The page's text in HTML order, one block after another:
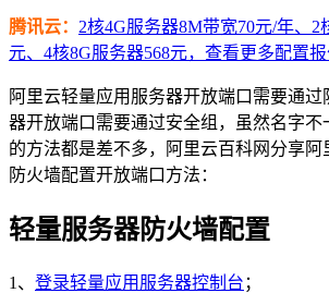
腾讯云： 2核4G服务器8M带宽70元/年、2
元、4核8G服务器568元，查看更多配置报
阿里云轻量应用服务器开放端口需要通过
器开放端口需要通过安全组，虽然名字不
的方法都是差不多，阿里云百科网分享
防火墙配置开放端口方法：
轻量服务器防火墙配置
1、 登录轻量应用服务器控制台 ；